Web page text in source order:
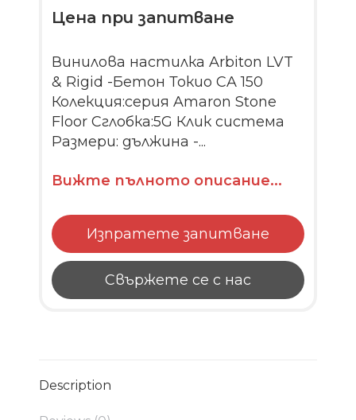
Цена при запитване
Винилова настилка Arbiton LVT
& Rigid -Бетон Токио CA 150
Колекция:серия Amaron Stone
Floor Сглобка:5G Клик система
Размери: дължина -...
Вижте пълното описание...
Изпратете запитване
Свържете се с нас
Description